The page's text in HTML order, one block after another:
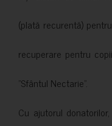
(plată recurentă)
recuperare pentru
”Sfântul Nectarie”.
Cu ajutorul